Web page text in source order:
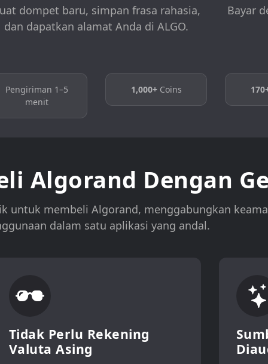
dompet baru, simpan frasa rahasia,
dan dapatkan alamat Anda di ALGO.
Bayar
Pengiriman 1–5
menit
1,000+Coins
Algorand Dengan
untuk membeli Algorand, menggabungkan
dalam satu aplikasi yang andal.
Tidak Perlu Rekening
Valuta Asing